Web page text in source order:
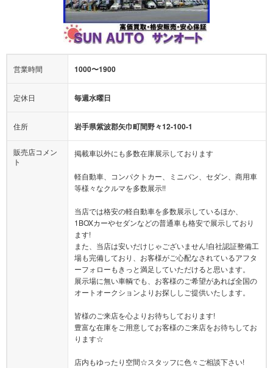
営業時間 1000〜1900
定休日 毎週水曜日
住所 岩手県紫波郡矢巾町間野々12-100-1
販売店コメン
ト
掲載車以外にも多数在庫展示しております
軽自動車、コンパクトカー、ミニバン、セダン、商用車
等様々なクルマを多数展示!!
当店では格安の軽自動車を多数展示しているほか、
1BOXカーやセダンなどの普通車も格安で展示しており
ます!
また、当店は安いだけじゃございません!自社認証整備工
場も完備しており、お客様がご心配なされているアフタ
ーフォローもきっと満足していただけると思います。
展示場に無い車輌でも、お客様のご希望があれば全国の
オートオークションよりお探ししご提供いたします。
皆様のご来店を心よりお待ちしております!
豊富な在庫をご用意してお客様のご来店をお待ちしてお
ります☆
店内もゆったり空間☆スタッフに色々ご相談下さい!